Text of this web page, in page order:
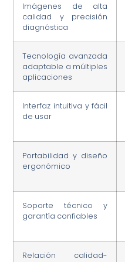
Imágenes de alta
calidad y precisión
diagnóstica
Tecnología avanzada
adaptable a múltiples
aplicaciones
Interfaz intuitiva y fácil
de usar
Portabilidad y diseño
ergonómico
Soporte técnico y
garantía confiables
Relación calidad-